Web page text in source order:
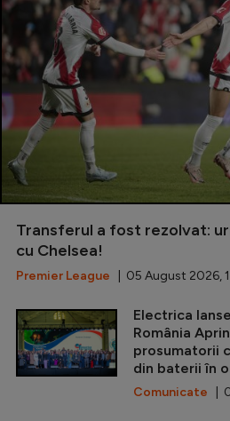
Transferul a fost rezolvat:
cu Chelsea!
Premier League | 05 August 2026,
Electrica
România
prosumatorii
din baterii în
Comunicate |